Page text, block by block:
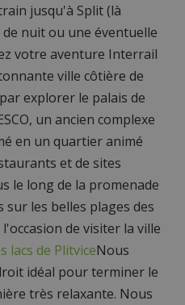
jusqu'à Split (là
nuit ou une éventuelle
votre aventure Interrail
ville côtière de
explorer le palais de
un ancien complexe
en un quartier animé
et de sites
le long de la promenade
sur les belles plages des
de visiter la ville
lacs de PlitviceNous
idéal pour terminer le
très relaxante. Nous